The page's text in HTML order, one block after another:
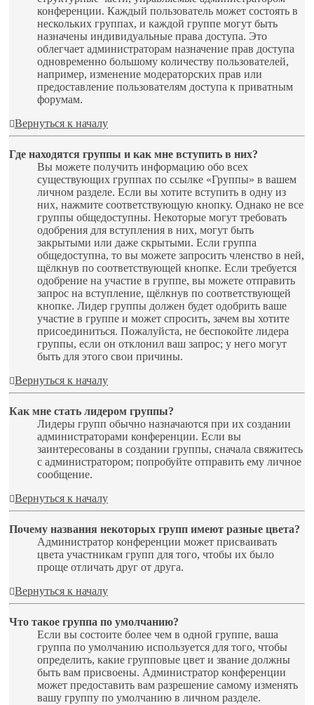
конференции. Каждый пользователь может состоять в
нескольких группах, и каждой группе могут быть
назначены индивидуальные права доступа. Это
облегчает администраторам назначение прав доступа
одновременно большому количеству пользователей,
например, изменение модераторских прав или
предоставление пользователям доступа к приватным
форумам.
Вернуться к началу
Где находятся группы и как мне вступить в них?
Вы можете получить информацию обо всех
существующих группах по ссылке «Группы» в вашем
личном разделе. Если вы хотите вступить в одну из
них, нажмите соответствующую кнопку. Однако не все
группы общедоступны. Некоторые могут требовать
одобрения для вступления в них, могут быть
закрытыми или даже скрытыми. Если группа
общедоступна, то вы можете запросить членство в ней,
щёлкнув по соответствующей кнопке. Если требуется
одобрение на участие в группе, вы можете отправить
запрос на вступление, щёлкнув по соответствующей
кнопке. Лидер группы должен будет одобрить ваше
участие в группе и может спросить, зачем вы хотите
присоединиться. Пожалуйста, не беспокойте лидера
группы, если он отклонил ваш запрос; у него могут
быть для этого свои причины.
Вернуться к началу
Как мне стать лидером группы?
Лидеры групп обычно назначаются при их создании
администраторами конференции. Если вы
заинтересованы в создании группы, сначала свяжитесь
с администратором; попробуйте отправить ему личное
сообщение.
Вернуться к началу
Почему названия некоторых групп имеют разные цвета?
Администратор конференции может присваивать
цвета участникам групп для того, чтобы их было
проще отличать друг от друга.
Вернуться к началу
Что такое группа по умолчанию?
Если вы состоите более чем в одной группе, ваша
группа по умолчанию используется для того, чтобы
определить, какие групповые цвет и звание должны
быть вам присвоены. Администратор конференции
может предоставить вам разрешение самому изменять
вашу группу по умолчанию в личном разделе.